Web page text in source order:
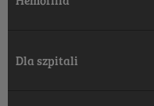
Dla szpitali